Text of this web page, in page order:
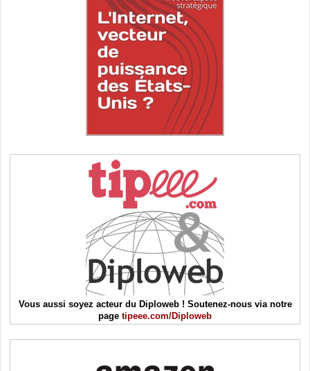
Vous aussi soyez acteur du Diploweb ! Soutenez-nous via notre
page tipeee.com/Diploweb